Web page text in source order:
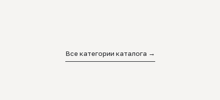
Все категории каталога →